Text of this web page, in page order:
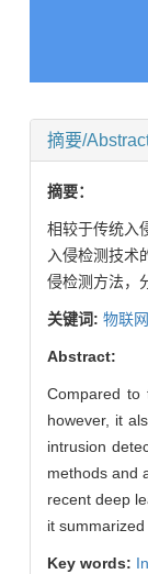
摘要/
摘要：
相较于传统入
入侵检测技术
侵检测方法，
关键词: 物联
Abstract:
Compared to
however, it
intrusion
methods and
recent deep
it
Key words: